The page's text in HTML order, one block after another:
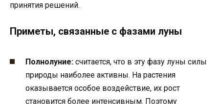
принятия решений.
Приметы, связанные с фазами луны
Полнолуние: считается, что в эту фазу луны силы
природы наиболее активны. На растения
оказывается особое воздействие, их рост
становится более интенсивным. Поэтому